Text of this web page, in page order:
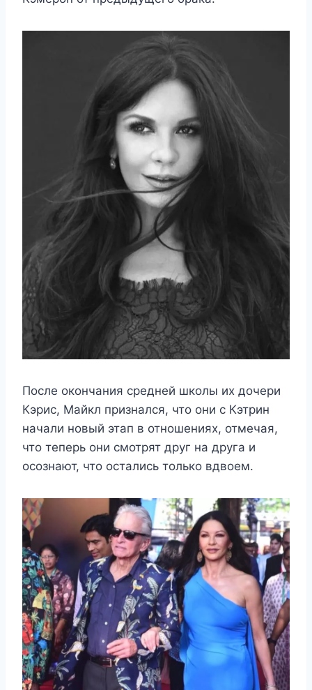
После окончания средней школы их дочери
Кэрис, Майкл признался, что они с Кэтрин
начали новый этап в отношениях, отмечая,
что теперь они смотрят друг на друга и
осознают, что остались только вдвоем.